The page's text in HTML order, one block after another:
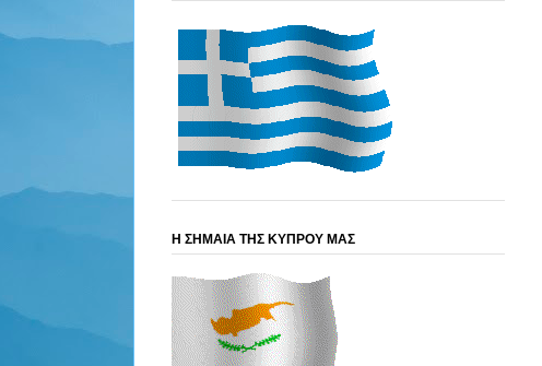
Η ΣΗΜΑΙΑ ΤΗΣ ΚΥΠΡΟΥ ΜΑΣ